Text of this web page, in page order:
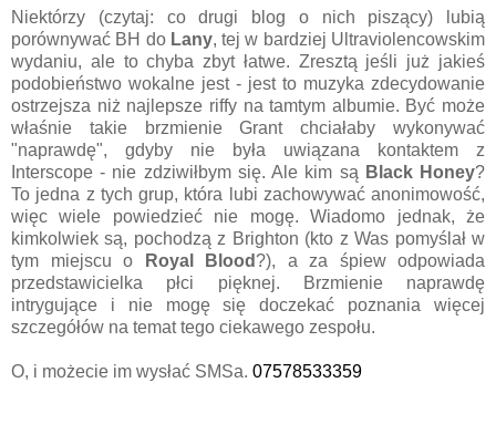
Niektórzy (czytaj: co drugi blog o nich piszący) lubią
porównywać BH do Lany, tej w bardziej Ultraviolencowskim
wydaniu, ale to chyba zbyt łatwe. Zresztą jeśli już jakieś
podobieństwo wokalne jest - jest to muzyka zdecydowanie
ostrzejsza niż najlepsze riffy na tamtym albumie. Być może
właśnie takie brzmienie Grant chciałaby wykonywać
"naprawdę", gdyby nie była uwiązana kontaktem z
Interscope - nie zdziwiłbym się. Ale kim są Black Honey?
To jedna z tych grup, która lubi zachowywać anonimowość,
więc wiele powiedzieć nie mogę. Wiadomo jednak, że
kimkolwiek są, pochodzą z Brighton (kto z Was pomyślał w
tym miejscu o
Royal Blood ?), a za śpiew odpowiada
przedstawicielka płci pięknej. Brzmienie naprawdę
intrygujące i nie mogę się doczekać poznania więcej
szczegółów na temat tego ciekawego zespołu.
O, i możecie im wysłać SMSa. 07578533359